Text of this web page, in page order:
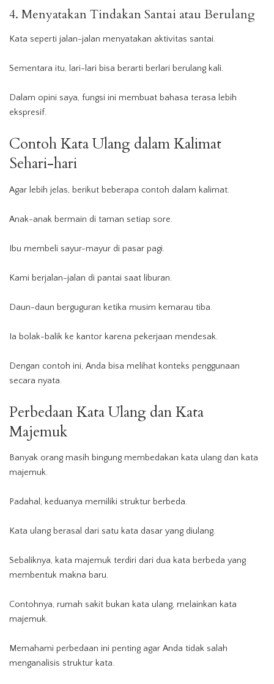
4. Menyatakan Tindakan Santai atau Berulang
Kata seperti jalan-jalan menyatakan aktivitas santai.
Sementara itu, lari-lari bisa berarti berlari berulang kali.
Dalam opini saya, fungsi ini membuat bahasa terasa lebih
ekspresif.
Contoh Kata Ulang dalam Kalimat
Sehari-hari
Agar lebih jelas, berikut beberapa contoh dalam kalimat.
Anak-anak bermain di taman setiap sore.
Ibu membeli sayur-mayur di pasar pagi.
Kami berjalan-jalan di pantai saat liburan.
Daun-daun berguguran ketika musim kemarau tiba.
Ia bolak-balik ke kantor karena pekerjaan mendesak.
Dengan contoh ini, Anda bisa melihat konteks penggunaan
secara nyata.
Perbedaan KataUlang dan Kata
Majemuk
Banyak orang masih bingung membedakan kata ulang dan kata
majemuk.
Padahal, keduanya memiliki struktur berbeda.
Kata ulang berasal dari satu kata dasar yang diulang.
Sebaliknya, kata majemuk terdiri dari dua kata berbeda yang
membentuk makna baru.
Contohnya, rumah sakit bukan kata ulang, melainkan kata
majemuk.
Memahami perbedaan ini penting agar Anda tidak salah
menganalisis struktur kata.